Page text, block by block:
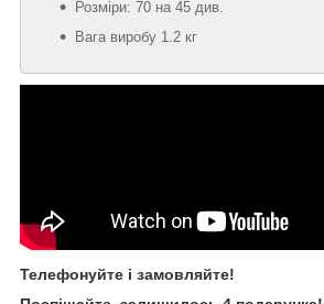
Розміри: 70 на 45 див.
Вага виробу 1.2 кг
Телефонуйте і замовляйте!